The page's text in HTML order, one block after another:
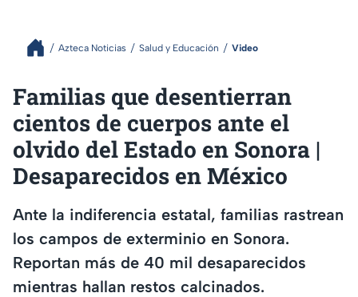
Azteca Noticias Salud y Educación Video
Familias que desentierran
cientos de cuerpos ante el
olvido del Estado en Sonora |
Desaparecidos en México
Ante la indiferencia estatal, familias rastrean
los campos de exterminio en Sonora.
Reportan más de 40 mil desaparecidos
mientras hallan restos calcinados.